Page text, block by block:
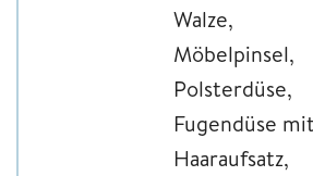
Walze,
Möbelpinsel,
Polsterdüse,
Fugendüse mit
Haaraufsatz,